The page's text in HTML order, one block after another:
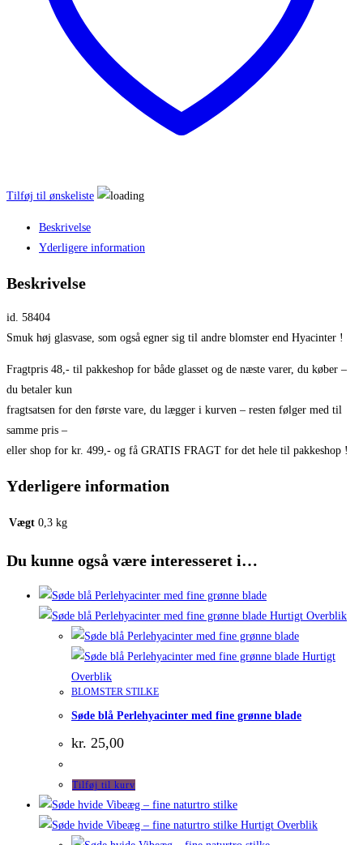
Tilføj til ønskeliste
Beskrivelse
Yderligere information
Beskrivelse
id. 58404
Smuk høj glasvase, som også egner sig til andre blomster end Hyacinter !
Fragtpris 48,- til pakkeshop for både glasset og de næste varer, du køber –
du betaler kun
fragtsatsen for den første vare, du lægger i kurven – resten følger med til
samme pris –
eller shop for kr. 499,- og få GRATIS FRAGT for det hele til pakkeshop !
Yderligere information
Vægt 0,3 kg
Du kunne også være interesseret i…
Hurtigt Overblik
Hurtigt
Overblik
BLOMSTER STILKE
Søde blå Perlehyacinter med fine grønne blade
kr. 25,00
Tilføj til kurv
Hurtigt Overblik